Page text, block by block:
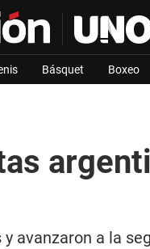
Básquet Boxeo
a la